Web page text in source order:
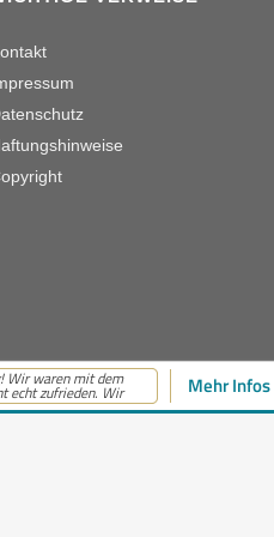
Wir waren mit dem
echt zufrieden. Wir Mehr Infos
- 2026